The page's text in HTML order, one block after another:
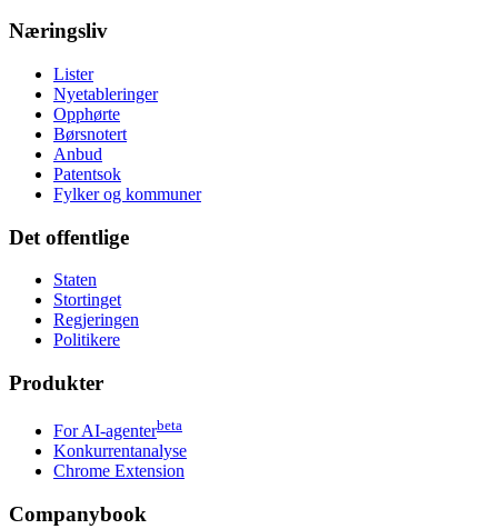
Næringsliv
Lister
Nyetableringer
Opphørte
Børsnotert
Anbud
Patentsok
Fylker og kommuner
Det offentlige
Staten
Stortinget
Regjeringen
Politikere
Produkter
For AI-agenterbeta
Konkurrentanalyse
Chrome Extension
Companybook